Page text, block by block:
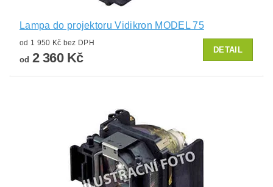
Lampa do projektoru Vidikron MODEL 75
od 1 950 Kč bez DPH
od 2 360 Kč
DETAIL